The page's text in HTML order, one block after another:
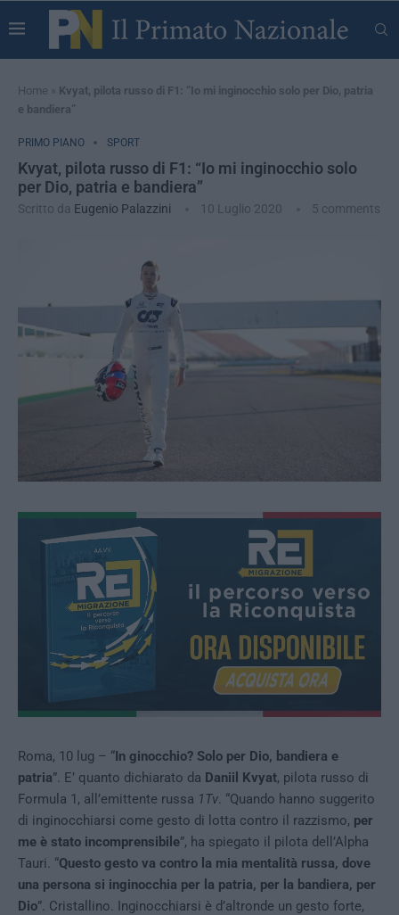
Home » Kvyat, pilota russo di F1: “Io mi inginocchio solo per Dio, patria
e bandiera”
PRIMO PIANO SPORT
Kvyat, pilota russo di F1: “Io mi inginocchio solo
per Dio, patria e bandiera”
Scritto da Eugenio Palazzini 10 Luglio 2020 5 comments
Roma, 10 lug – “In ginocchio? Solo per Dio, bandiera e
patria”. E’ quanto dichiarato da Daniil Kvyat, pilota russo di
Formula 1, all’emittente russa 1Tv. “Quando hanno suggerito
di inginocchiarsi come gesto di lotta contro il razzismo, per
me è stato incomprensibile”, ha spiegato il pilota dell’Alpha
Tauri. “Questo gesto va contro la mia mentalità russa, dove
una persona si inginocchia per la patria, per la bandiera, per
Dio”. Cristallino. Inginocchiarsi è d’altronde un gesto forte,